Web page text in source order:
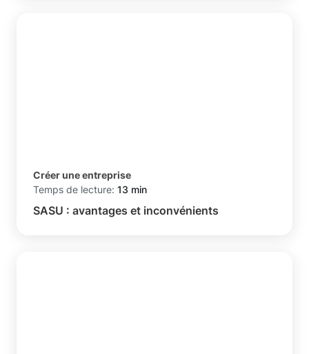
Créer une entreprise
Temps de lecture: 13 min
SASU : avantages et inconvénients